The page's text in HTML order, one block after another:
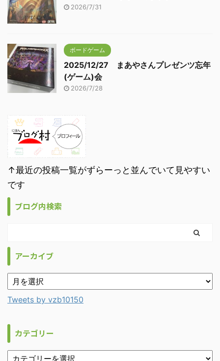
2026/7/31
ボードゲーム
2025/12/27 まあやさんプレゼンツ忘年
(ゲーム)会
2026/7/28
↑最近の投稿一覧がずらーっと並んでいて見やすい
です
ブログ内検索
アーカイブ
Tweets by vzb10150
カテゴリー